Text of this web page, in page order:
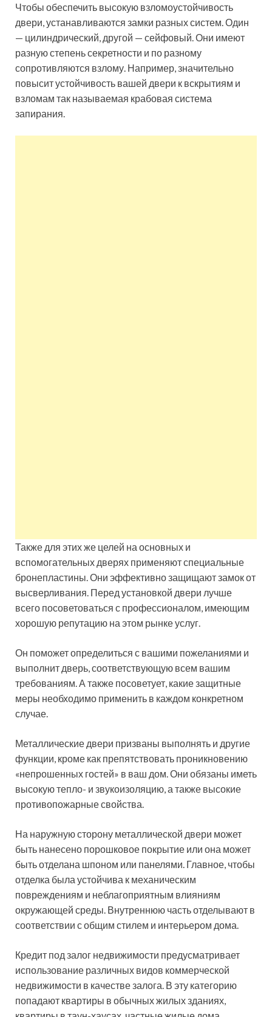
Чтобы обеспечить высокую взломоустойчивость
двери, устанавливаются замки разных систем. Один
— цилиндрический, другой — сейфовый. Они имеют
разную степень секретности и по разному
сопротивляются взлому. Например, значительно
повысит устойчивость вашей двери к вскрытиям и
взломам так называемая крабовая система
запирания.
Также для этих же целей на основных и
вспомогательных дверях применяют специальные
бронепластины. Они эффективно защищают замок от
высверливания. Перед установкой двери лучше
всего посоветоваться с профессионалом, имеющим
хорошую репутацию на этом рынке услуг.
Он поможет определиться с вашими пожеланиями и
выполнит дверь, соответствующую всем вашим
требованиям. А также посоветует, какие защитные
меры необходимо применить в каждом конкретном
случае.
Металлические двери призваны выполнять и другие
функции, кроме как препятствовать проникновению
«непрошенных гостей» в ваш дом. Они обязаны иметь
высокую тепло- и звукоизоляцию, а также высокие
противопожарные свойства.
На наружную сторону металлической двери может
быть нанесено порошковое покрытие или она может
быть отделана шпоном или панелями. Главное, чтобы
отделка была устойчива к механическим
повреждениям и неблагоприятным влияниям
окружающей среды. Внутреннюю часть отделывают в
соответствии с общим стилем и интерьером дома.
Кредит под залог недвижимости предусматривает
использование различных видов коммерческой
недвижимости в качестве залога. В эту категорию
попадают квартиры в обычных жилых зданиях,